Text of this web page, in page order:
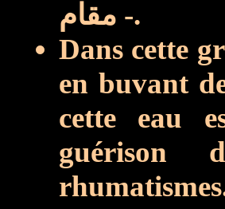
مقام -.
Dans cette
en buvant
cette eau
guérison